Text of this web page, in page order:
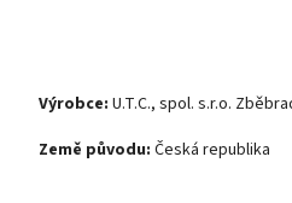
Výrobce: U.T.C., spol. s.r.o.
Země původu: Česká republika